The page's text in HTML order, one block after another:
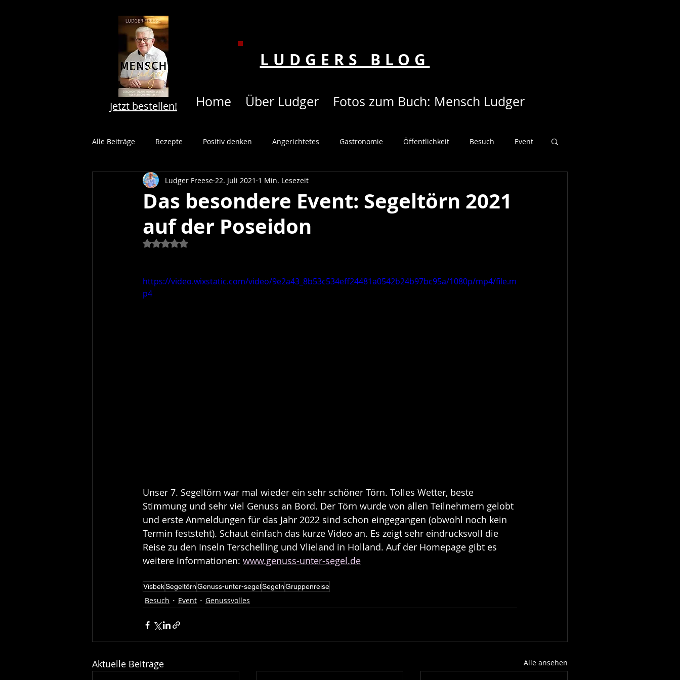
LUDGERS BLOG
Home Über Ludger Fotos zum Buch: Mensch Ludger
Jetzt bestellen!
Alle Beiträge Rezepte Positiv denken Angerichtetes Gastronomie Öffentlichkeit Besuch Event
Genussvolles Hygiene Kunden Mitarbeiter
Restaurant Umbau Verkauf Video
Das besondere Event: Segeltörn 2021
auf der Poseidon
Ludger Freese 22. Juli 2021 1 Min. Lesezeit
Mit NaN von 5 Sternen bewertet.
https://video.wixstatic.com/video/9e2a43_8b53c534eff24481a0542b24b97bc95a/1080p/mp4/file.m
p4
Unser 7. Segeltörn war mal wieder ein sehr schöner Törn. Tolles Wetter, beste
Stimmung und sehr viel Genuss an Bord. Der Törn wurde von allen Teilnehmern gelobt
und erste Anmeldungen für das Jahr 2022 sind schon eingegangen (obwohl noch kein
Termin feststeht). Schaut einfach das kurze Video an. Es zeigt sehr eindrucksvoll die
Reise zu den Inseln Terschelling und Vlieland in Holland. Auf der Homepage gibt es
weitere Informationen: www.genuss-unter-segel.de
VisbekSegeltörnGenuss-unter-segelSegelnGruppenreise
Besuch Event Genussvolles
Aktuelle Beiträge Alle ansehen